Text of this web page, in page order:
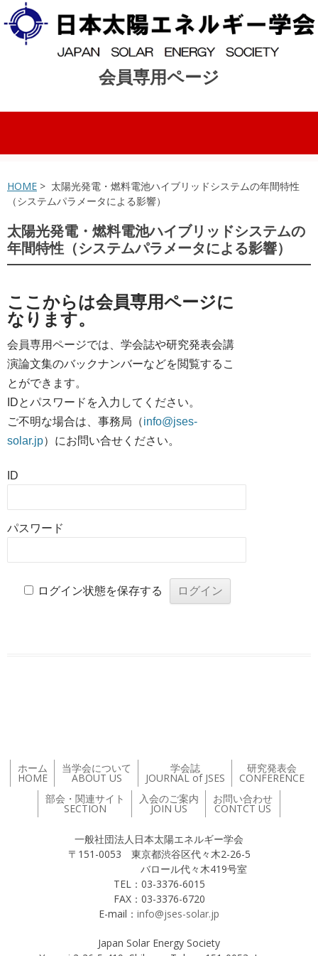
会員専用ページ
コンテンツへスキップ
HOME > 太陽光発電・燃料電池ハイブリッドシステムの年間特性
（システムパラメータによる影響）
太陽光発電・燃料電池ハイブリッドシステムの
年間特性（システムパラメータによる影響）
ここからは会員専用ページに
なります。
会員専用ページでは、学会誌や研究発表会講
演論文集のバックナンバーなどを閲覧するこ
とができます。
IDとパスワードを入力してください。
ご不明な場合は、事務局（info@jses-
solar.jp）にお問い合せください。
ID
パスワード
ログイン状態を保存する
ホーム
HOME
当学会について
ABOUT US
学会誌
JOURNAL of JSES
研究発表会
CONFERENCE
部会・関連サイト
SECTION
入会のご案内
JOIN US
お問い合わせ
CONTCT US
一般社団法人日本太陽エネルギー学会
〒151-0053 東京都渋谷区代々木2-26-5
バロール代々木419号室
TEL：03-3376-6015
FAX：03-3376-6720
E-mail： info@jses-solar.jp
Japan Solar Energy Society